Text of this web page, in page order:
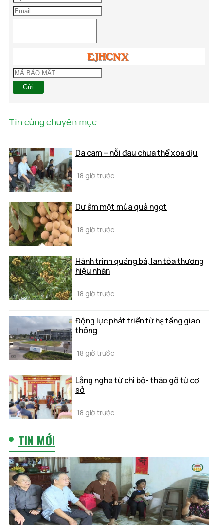
Gửi
Tin cùng chuyên mục
Da cam – nỗi đau chưa thể xoa dịu
18 giờ trước
Dư âm một mùa quả ngọt
18 giờ trước
Hành trình quảng bá, lan tỏa thương
hiệu nhãn
18 giờ trước
Động lực phát triển từ hạ tầng giao
thông
18 giờ trước
Lắng nghe từ chi bộ- tháo gỡ từ cơ
sở
18 giờ trước
TIN MỚI